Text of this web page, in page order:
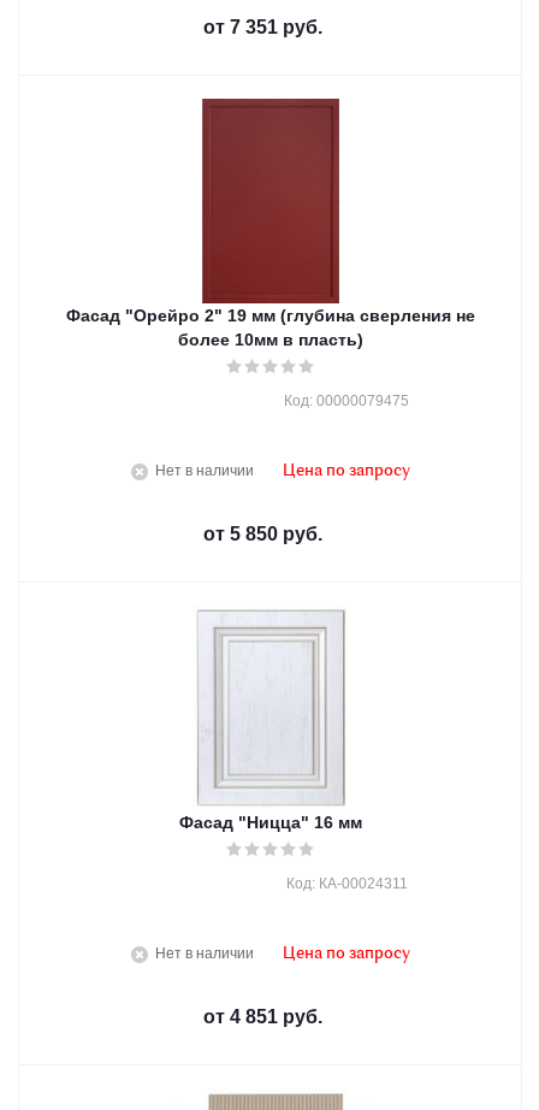
от 7 351 руб.
Фасад "Орейро 2" 19 мм (глубина сверления не
более 10мм в пласть)
Нет в наличии
Код: 00000079475
Цена по запросу
от 5 850 руб.
Фасад "Ницца" 16 мм
Нет в наличии
Код: КА-00024311
Цена по запросу
от 4 851 руб.